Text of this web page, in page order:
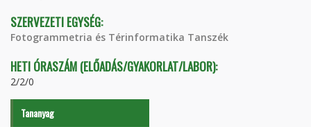
SZERVEZETI EGYSÉG:
Fotogrammetria és Térinformatika Tanszék
HETI ÓRASZÁM (ELŐADÁS/GYAKORLAT/LABOR):
2/2/0
Tananyag